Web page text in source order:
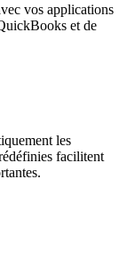
vos applications
et de
les
facilitent